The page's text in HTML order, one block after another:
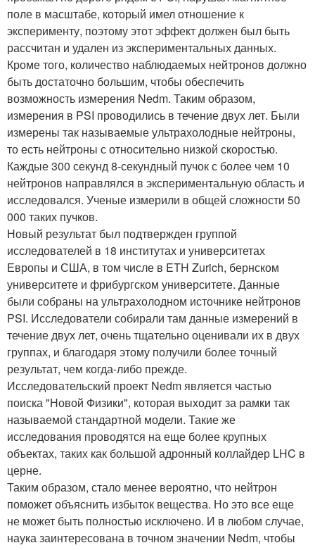
поле в масштабе, который имел отношение к
эксперименту, поэтому этот эффект должен был быть
рассчитан и удален из экспериментальных данных.
Кроме того, количество наблюдаемых нейтронов должно
быть достаточно большим, чтобы обеспечить
возможность измерения Nedm. Таким образом,
измерения в PSI проводились в течение двух лет. Были
измерены так называемые ультрахолодные нейтроны,
то есть нейтроны с относительно низкой скоростью.
Каждые 300 секунд 8-секундный пучок с более чем 10
нейтронов направлялся в экспериментальную область и
исследовался. Ученые измерили в общей сложности 50
000 таких пучков.
Новый результат был подтвержден группой
исследователей в 18 институтах и университетах
Европы и США, в том числе в ETH Zurich, бернском
университете и фрибургском университете. Данные
были собраны на ультрахолодном источнике нейтронов
PSI. Исследователи собирали там данные измерений в
течение двух лет, очень тщательно оценивали их в двух
группах, и благодаря этому получили более точный
результат, чем когда-либо прежде.
Исследовательский проект Nedm является частью
поиска "Новой Физики", которая выходит за рамки так
называемой стандартной модели. Такие же
исследования проводятся на еще более крупных
объектах, таких как большой адронный коллайдер LHC в
церне.
Таким образом, стало менее вероятно, что нейтрон
поможет объяснить избыток вещества. Но это все еще
не может быть полностью исключено. И в любом случае,
наука заинтересована в точном значении Nedm, чтобы